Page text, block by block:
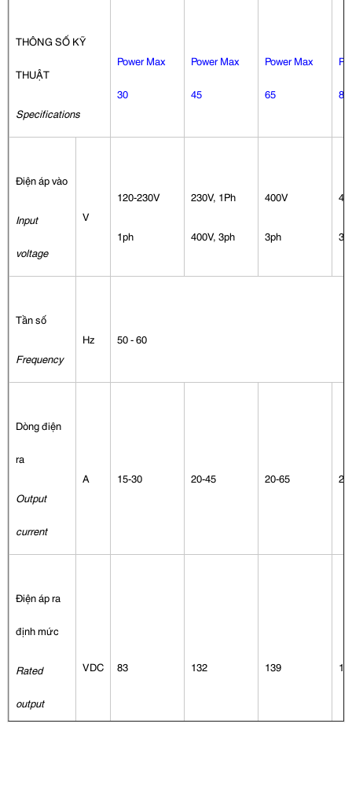
THÔNG SỐ KỸ
THUẬT
Specifications
Power Max
30
Power Max
45
Power Max
65 85
Điện áp vào
Input
voltage
V
120-230V
1ph
230V, 1Ph
400V, 3ph
400V
3ph
Tần số
Frequency
Hz 50 - 60
Dòng điện
ra
Output
current
A 15-30 20-45 20-65
Điện áp ra
định mức
Rated
output
VDC 83 132 139